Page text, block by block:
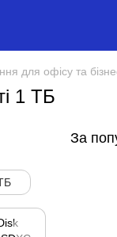
для офісу та
1 ТБ
За